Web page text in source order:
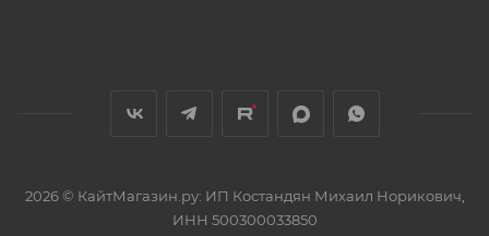
2026 © КайтМагазин.ру: ИП Костандян Михаил Норикович,
ИНН 500300033850